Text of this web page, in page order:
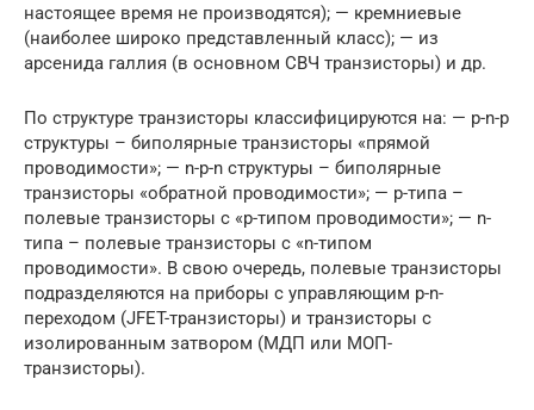
настоящее время не производятся); — кремниевые
(наиболее широко представленный класс); — из
арсенида галлия (в основном СВЧ транзисторы) и др.
По структуре транзисторы классифицируются на: — p-n-p
структуры – биполярные транзисторы «прямой
проводимости»; — n-p-n структуры – биполярные
транзисторы «обратной проводимости»; — p-типа –
полевые транзисторы с «p-типом проводимости»; — n-
типа – полевые транзисторы с «n-типом
проводимости». В свою очередь, полевые транзисторы
подразделяются на приборы с управляющим p-n-
переходом (JFET-транзисторы) и транзисторы с
изолированным затвором (МДП или МОП-
транзисторы).